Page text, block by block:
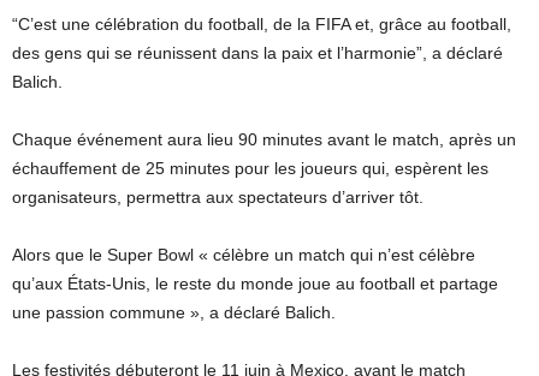
“C’est une célébration du football, de la FIFA et, grâce au football,
des gens qui se réunissent dans la paix et l’harmonie”, a déclaré
Balich.
Chaque événement aura lieu 90 minutes avant le match, après un
échauffement de 25 minutes pour les joueurs qui, espèrent les
organisateurs, permettra aux spectateurs d’arriver tôt.
Alors que le Super Bowl « célèbre un match qui n’est célèbre
qu’aux États-Unis, le reste du monde joue au football et partage
une passion commune », a déclaré Balich.
Les festivités débuteront le 11 juin à Mexico, avant le match